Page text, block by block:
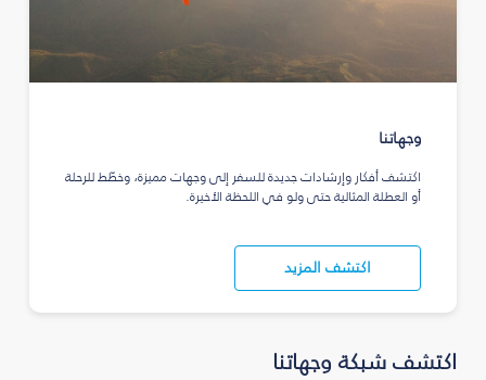
وجهاتنا
اكتشف أفكار وإرشادات جديدة للسفر إلى وجهات مميزة، وخطّط للرحلة
أو العطلة المثالية حتى ولو في اللحظة الأخيرة.
اكتشف المزيد
اكتشف شبكة وجهاتنا